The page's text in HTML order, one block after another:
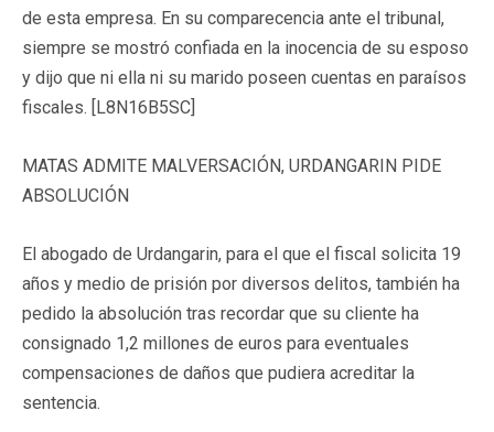
de esta empresa. En su comparecencia ante el tribunal,
siempre se mostró confiada en la inocencia de su esposo
y dijo que ni ella ni su marido poseen cuentas en paraísos
fiscales. [L8N16B5SC]
MATAS ADMITE MALVERSACIÓN, URDANGARIN PIDE
ABSOLUCIÓN
El abogado de Urdangarin, para el que el fiscal solicita 19
años y medio de prisión por diversos delitos, también ha
pedido la absolución tras recordar que su cliente ha
consignado 1,2 millones de euros para eventuales
compensaciones de daños que pudiera acreditar la
sentencia.